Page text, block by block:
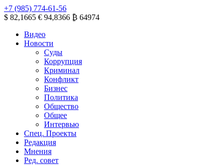
+7 (985) 774-61-56
$ 82,1665 € 94,8366 ₿ 64974
Видео
Новости
Суды
Коррупция
Криминал
Конфликт
Бизнес
Политика
Общество
Общее
Интервью
Спец. Проекты
Редакция
Мнения
Ред. совет